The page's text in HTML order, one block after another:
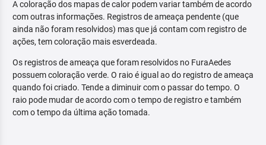
A coloração dos mapas de calor podem variar também de acordo
com outras informações. Registros de ameaça pendente (que
ainda não foram resolvidos) mas que já contam com registro de
ações, tem coloração mais esverdeada.
Os registros de ameaça que foram resolvidos no FuraAedes
possuem coloração verde. O raio é igual ao do registro de ameaça
quando foi criado. Tende a diminuir com o passar do tempo. O
raio pode mudar de acordo com o tempo de registro e também
com o tempo da última ação tomada.